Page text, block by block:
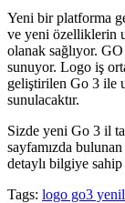
Yeni bir platforma
ve yeni özelliklerin
olanak sağlıyor.
sunuyor. Logo iş
geliştirilen Go 3 ile
sunulacaktır.
Sizde yeni Go 3 il
sayfamızda
detaylı bilgiye
Tags: logo go3